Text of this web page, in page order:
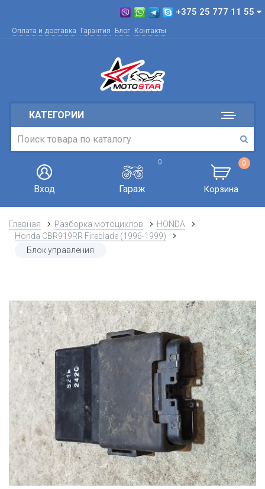
+375 25 777 11 55
Оплата и доставка Гарантия Блог Контакты
КАТЕГОРИИ
Вход
0
Гараж
0
Корзина
Главная Разборка мотоциклов
HONDA
Honda CBR919RR Fireblade (1996-1999)
Блок управления